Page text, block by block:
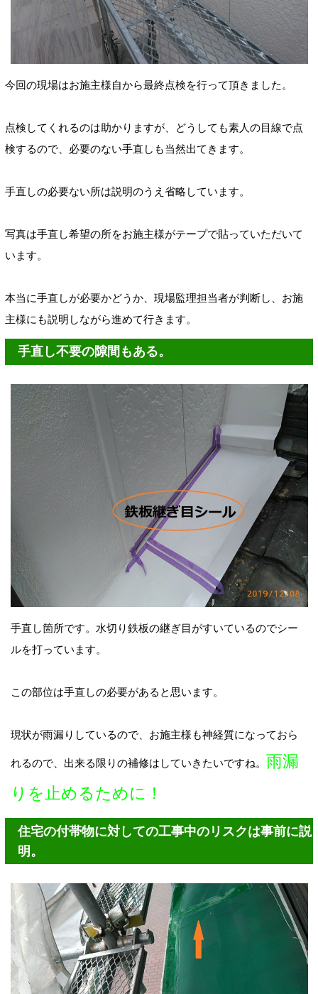
今回の現場はお施主様自から最終点検を行って頂きました。
点検してくれるのは助かりますが、どうしても素人の目線で点
検するので、必要のない手直しも当然出てきます。
手直しの必要ない所は説明のうえ省略しています。
写真は手直し希望の所をお施主様がテープで貼っていただいて
います。
本当に手直しが必要かどうか、現場監理担当者が判断し、お施
主様にも説明しながら進めて行きます。
手直し不要の隙間もある。
手直し箇所です。水切り鉄板の継ぎ目がすいているのでシー
ルを打っています。
この部位は手直しの必要があると思います。
現状が雨漏りしているので、お施主様も神経質になっておら
れるので、出来る限りの補修はしていきたいですね。 雨漏
りを止めるために！
住宅の付帯物に対しての工事中のリスクは事前に説
明。